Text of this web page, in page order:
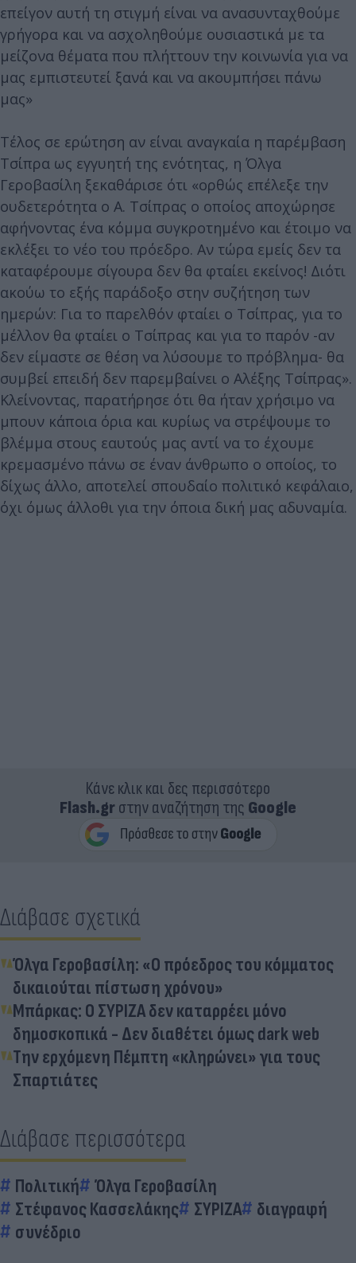
επείγον αυτή τη στιγμή είναι να ανασυνταχθούμε
γρήγορα και να ασχοληθούμε ουσιαστικά με τα
μείζονα θέματα που πλήττουν την κοινωνία για να
μας εμπιστευτεί ξανά και να ακουμπήσει πάνω
μας»
Τέλος σε ερώτηση αν είναι αναγκαία η παρέμβαση
Τσίπρα ως εγγυητή της ενότητας, η Όλγα
Γεροβασίλη ξεκαθάρισε ότι «ορθώς επέλεξε την
ουδετερότητα ο Α. Τσίπρας ο οποίος αποχώρησε
αφήνοντας ένα κόμμα συγκροτημένο και έτοιμο να
εκλέξει το νέο του πρόεδρο. Αν τώρα εμείς δεν τα
καταφέρουμε σίγουρα δεν θα φταίει εκείνος! Διότι
ακούω το εξής παράδοξο στην συζήτηση των
ημερών: Για το παρελθόν φταίει ο Τσίπρας, για το
μέλλον θα φταίει ο Τσίπρας και για το παρόν -αν
δεν είμαστε σε θέση να λύσουμε το πρόβλημα- θα
συμβεί επειδή δεν παρεμβαίνει ο Αλέξης Τσίπρας».
Κλείνοντας, παρατήρησε ότι θα ήταν χρήσιμο να
μπουν κάποια όρια και κυρίως να στρέψουμε το
βλέμμα στους εαυτούς μας αντί να το έχουμε
κρεμασμένο πάνω σε έναν άνθρωπο ο οποίος, το
δίχως άλλο, αποτελεί σπουδαίο πολιτικό κεφάλαιο,
όχι όμως άλλοθι για την όποια δική μας αδυναμία.
Κάνε κλικ και δες περισσότερο
Flash.grστην αναζήτηση της Google
Διάβασε σχετικά
Όλγα Γεροβασίλη: «Ο πρόεδρος του κόμματος
δικαιούται πίστωση χρόνου»
Μπάρκας: Ο ΣΥΡΙΖΑ δεν καταρρέει μόνο
δημοσκοπικά - Δεν διαθέτει όμως dark web
Την ερχόμενη Πέμπτη «κληρώνει» για τους
Σπαρτιάτες
Διάβασε περισσότερα
Πολιτική
Όλγα Γεροβασίλη
Στέφανος Κασσελάκης
ΣΥΡΙΖΑ
διαγραφή
συνέδριο